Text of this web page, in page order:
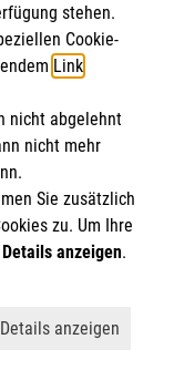
stehen.
Cookie-
Link.
nicht abgelehnt
nicht mehr
Sie zusätzlich
zu. Um Ihre
Details anzeigen.
ab
Cookies
Details anzeigen